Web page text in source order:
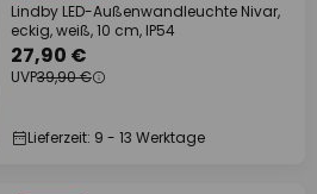
Lindby LED-Außenwandleuchte Nivar,
eckig, weiß, 10 cm, IP54
27,90 €
UVP39,90 €
Lieferzeit: 9 - 13 Werktage